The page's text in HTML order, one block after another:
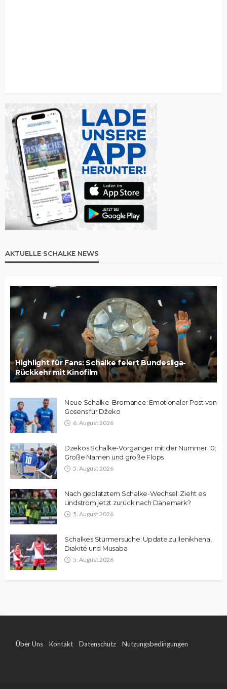
AKTUELLE SCHALKE NEWS
Highlight für Fans: Schalke feiert Bundesliga-
Rückkehr mit Kinofilm
Neue Schalke-Bromance: Emotionaler Post von
Gosens für Džeko
6. August 2026
Dzekos Schalke-Vorgänger mit der Nummer 10:
Große Namen und große Flops
5. August 2026
Nach geplatztem Schalke-Wechsel: Zieht es
Lindström jetzt zurück nach Dänemark?
5. August 2026
Schalkes Stürmersuche: Update zu Ilenikhena,
Diakité und Musaba
5. August 2026
Über Uns Kontakt Datenschutz Nutzungsbedingungen